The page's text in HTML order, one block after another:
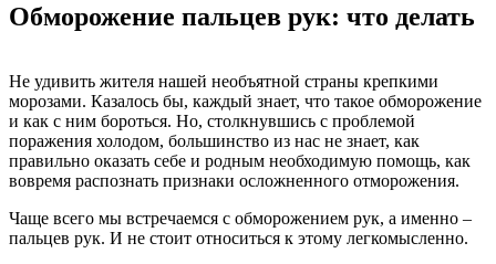
Обморожение пальцев рук: что делать
Не удивить жителя нашей необъятной страны крепкими
морозами. Казалось бы, каждый знает, что такое обморожение
и как с ним бороться. Но, столкнувшись с проблемой
поражения холодом, большинство из нас не знает, как
правильно оказать себе и родным необходимую помощь, как
вовремя распознать признаки осложненного отморожения.
Чаще всего мы встречаемся с обморожением рук, а именно –
пальцев рук. И не стоит относиться к этому легкомысленно.